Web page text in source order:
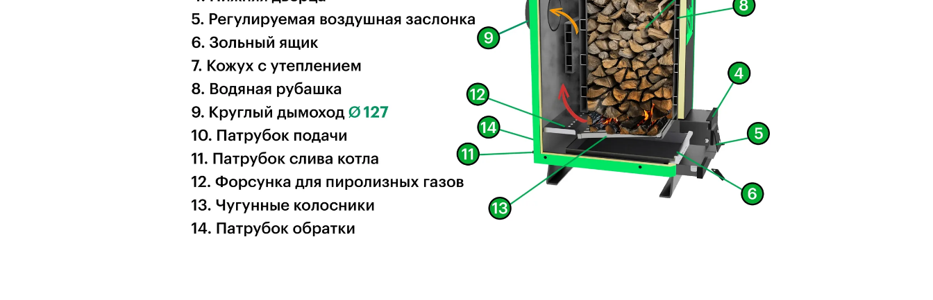
– безопасны в использовании.
Диаметр дымохода – 130 мм.
Максимальное давление – 2 бара.
Возможность установки дополнительного бункера(стоимость: 2500–3500 грн), увеличивающего продолжительность горения на 4 часа.
• Шахтная конструкция с длинным горением – до 8 часов.
• Работает даже при отключении электроэнергии.
• Энергонезависимость + возможность интеграции аккумулятора с байпасом.
• Подходит для различных топлив, включая влажные дрова и бытовые отходы.
• Высокий уровень безопасности и термостойкости.
• Легкость чистки и обслуживания.